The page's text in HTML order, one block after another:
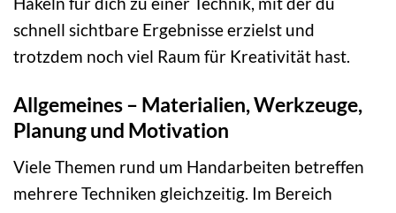
schnell sichtbare Ergebnisse erzielst und
trotzdem noch viel Raum für Kreativität hast.
Allgemeines – Materialien, Werkzeuge,
Planung und Motivation
Viele Themen rund um Handarbeiten betreffen
mehrere Techniken gleichzeitig. Im Bereich